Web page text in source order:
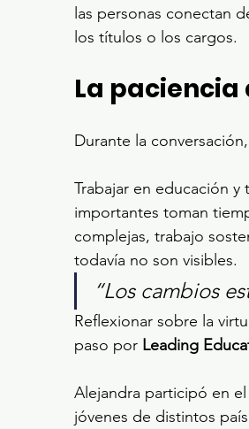
las personas conectan
los títulos o los cargos.
La
Durante la
Trabajar en educación
importantes toman
complejas, trabajo
todavía no son visibles.
“Los cambios
Reflexionar sobre la
paso por Leading
Alejandra participó en
jóvenes de distintos